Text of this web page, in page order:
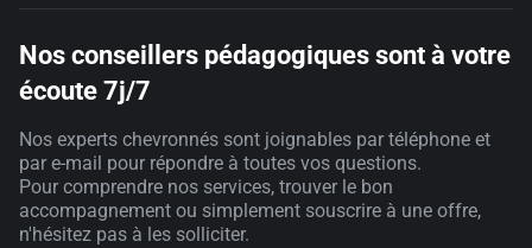
Nos conseillers pédagogiques sont à votre
écoute 7j/7
Nos experts chevronnés sont joignables par téléphone et
par e-mail pour répondre à toutes vos questions.
Pour comprendre nos services, trouver le bon
accompagnement ou simplement souscrire à une offre,
n'hésitez pas à les solliciter.